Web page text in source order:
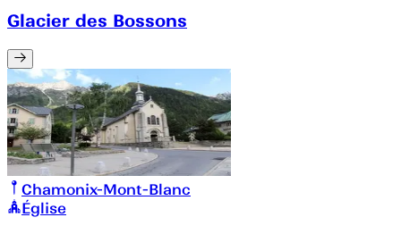
Glacier des Bossons
Chamonix-Mont-Blanc
Église